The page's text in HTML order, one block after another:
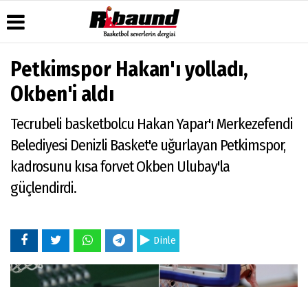
Üye Paneli
Haber
Arşivi
Arşivi
Hava
Gazete
Manşetleri
Anketler
Biyografiler
Köşe
Galeri
Foto
Galeri
Künye
Çerez
Gizlilik
Petkimspor Hakan'ı yolladı,
Okben'i aldı
Tecrubeli basketbolcu Hakan Yapar'ı Merkezefendi
Belediyesi Denizli Basket'e uğurlayan Petkimspor,
kadrosunu kısa forvet Okben Ulubay'la
güçlendirdi.
Dinle